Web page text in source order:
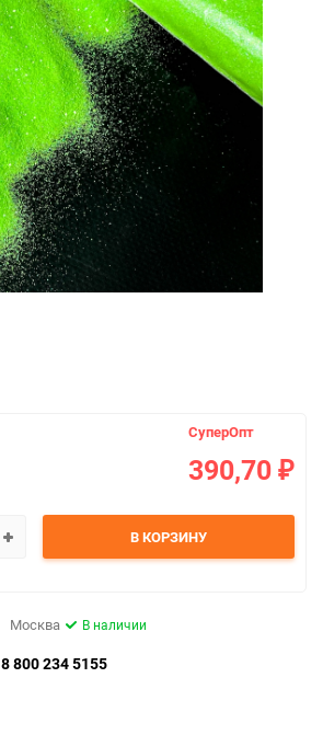
СуперОпт
390,70 ₽
В КОРЗИНУ
Москва В наличии
8 800 234 5155